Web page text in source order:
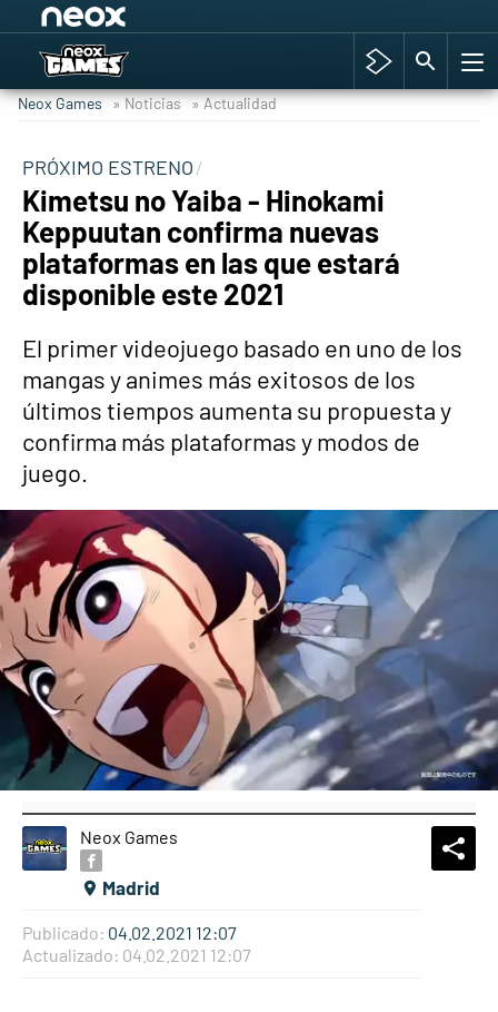
Hyrule Warriors: La Era del Cataclismo
Cyberpunk 2077
Hyrule Warriors
Asia peculiar tradición
Neox Games » Noticias » Actualidad
PRÓXIMO ESTRENO
Kimetsu no Yaiba - Hinokami
Keppuutan confirma nuevas
plataformas en las que estará
disponible este 2021
El primer videojuego basado en uno de los
mangas y animes más exitosos de los
últimos tiempos aumenta su propuesta y
confirma más plataformas y modos de
juego.
Neox Games
Madrid
Publicado: 04.02.2021 12:07
Actualizado: 04.02.2021 12:07